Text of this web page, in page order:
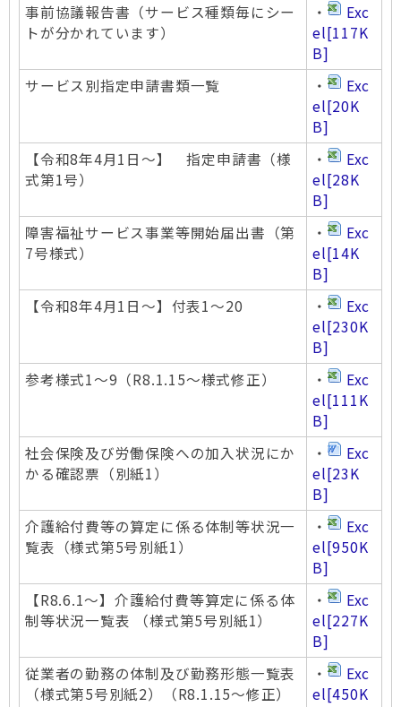
事前協議報告書（サービス種類毎にシー
トが分かれています）
・
Exc
el[117K
B]
サービス別指定申請書類一覧
・
Exc
el[20K
B]
【令和8年4月1日～】 指定申請書（様
式第1号）
・
Exc
el[28K
B]
障害福祉サービス事業等開始届出書（第
7号様式）
・
Exc
el[14K
B]
【令和8年4月1日～】付表1～20
・
Exc
el[230K
B]
参考様式1～9（R8.1.15～様式修正）
・
Exc
el[111K
B]
社会保険及び労働保険への加入状況にか
かる確認票（別紙1）
・
Exc
el[23K
B]
介護給付費等の算定に係る体制等状況一
覧表（様式第5号別紙1）
・
Exc
el[950K
B]
【R8.6.1～】介護給付費等算定に係る体
制等状況一覧表 （様式第5号別紙1）
・
Exc
el[227K
B]
従業者の勤務の体制及び勤務形態一覧表
（様式第5号別紙2）（R8.1.15～修正）
・
Exc
el[450K